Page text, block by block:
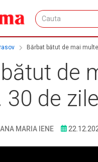
Bărbat bătut de mai
de
30 de
ANA MARIA IENE